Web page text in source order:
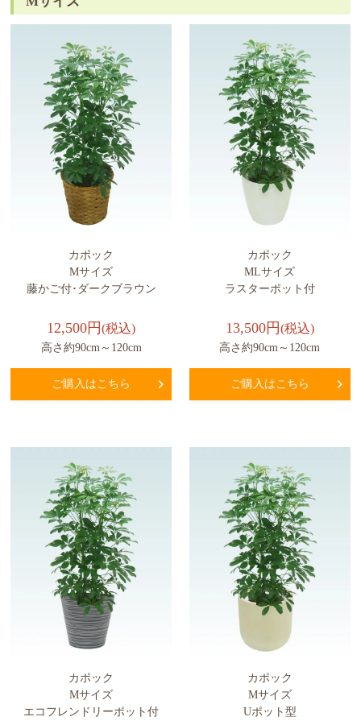
カポック
Mサイズ
藤かご付･ダークブラウン
12,500円(税込)
高さ約90cm～120cm
ご購入はこちら
カポック
MLサイズ
ラスターポット付
13,500円(税込)
高さ約90cm～120cm
ご購入はこちら
カポック
Mサイズ
エコフレンドリーポット付
カポック
Mサイズ
Uポット型